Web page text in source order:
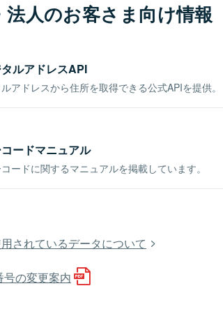
法人のお客さま向け情報
ルアドレスAPI
アドレスから住所を取得できる公式APIを提供。
ードマニュアル
ードに関するマニュアルを掲載しています。
されているデータについて
の変更案内